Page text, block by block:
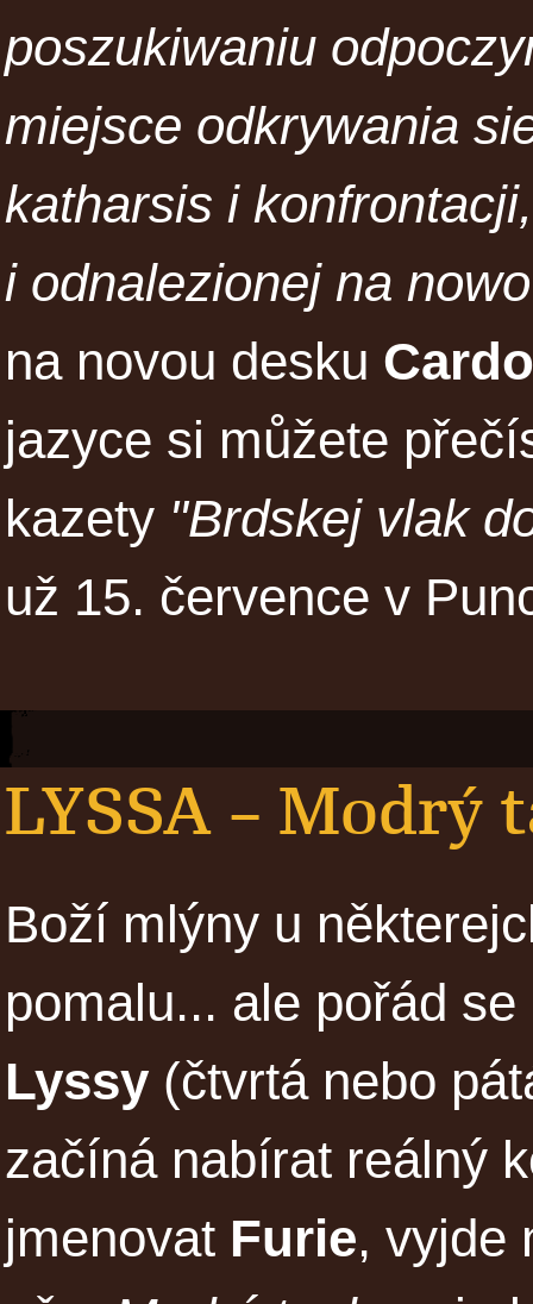
poszukiwaniu
miejsce odkrywania
katharsis i
i odnalezionej na
na novou desku
jazyce si můžete
kazety "Brdskej vlak
už 15. července v
LYSSA – Modrý
Boží mlýny u
pomalu... ale pořád
Lyssy (čtvrtá nebo
začíná nabírat reálný
jmenovat Furie, vyjde